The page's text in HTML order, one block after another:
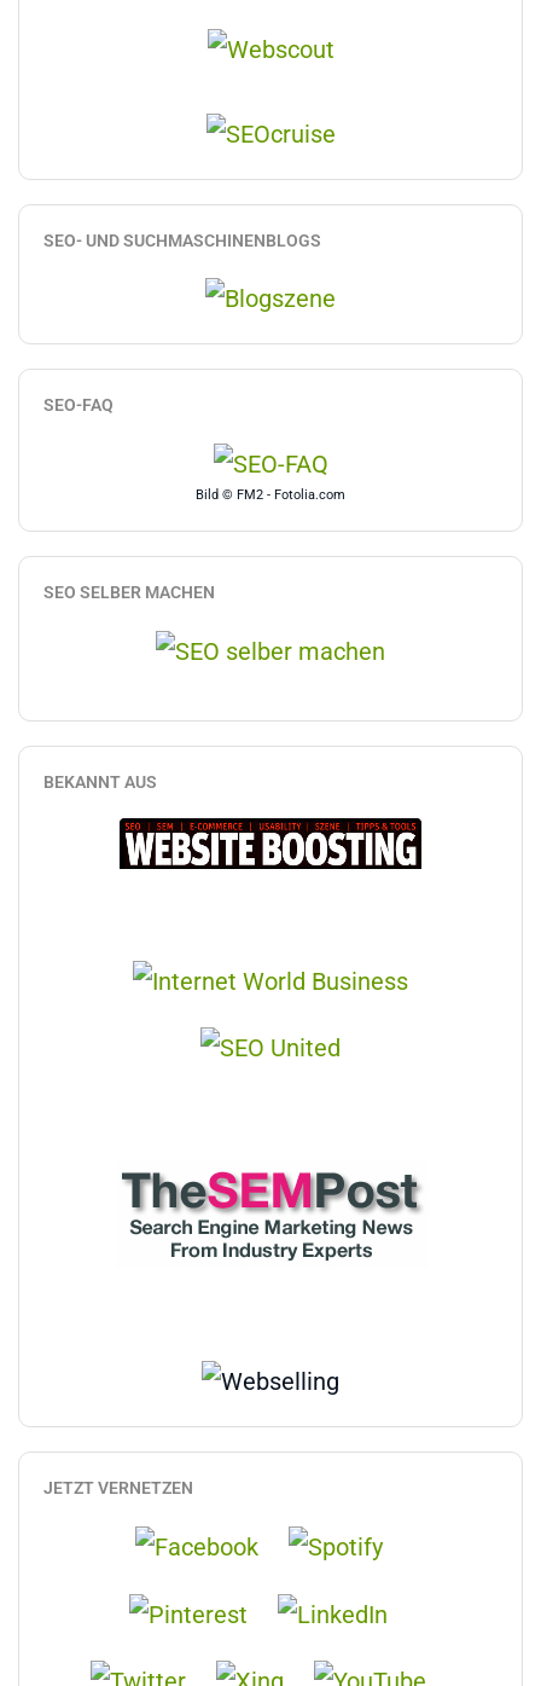
SEO- UND SUCHMASCHINENBLOGS
SEO-FAQ
Bild © FM2 - Fotolia.com
SEO SELBER MACHEN
BEKANNT AUS
JETZT VERNETZEN